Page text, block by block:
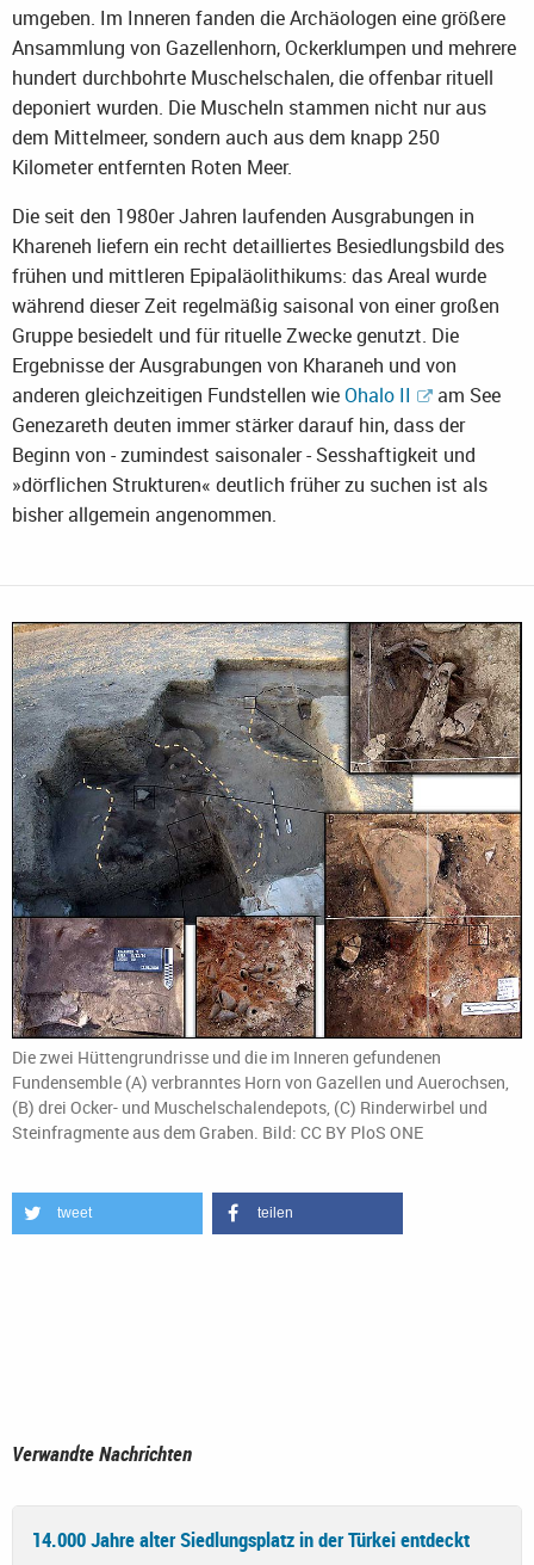
umgeben. Im Inneren fanden die Archäologen eine größere
Ansammlung von Gazellenhorn, Ockerklumpen und mehrere
hundert durchbohrte Muschelschalen, die offenbar rituell
deponiert wurden. Die Muscheln stammen nicht nur aus
dem Mittelmeer, sondern auch aus dem knapp 250
Kilometer entfernten Roten Meer.
Die seit den 1980er Jahren laufenden Ausgrabungen in
Khareneh liefern ein recht detailliertes Besiedlungsbild des
frühen und mittleren Epipaläolithikums: das Areal wurde
während dieser Zeit regelmäßig saisonal von einer großen
Gruppe besiedelt und für rituelle Zwecke genutzt. Die
Ergebnisse der Ausgrabungen von Kharaneh und von
anderen gleichzeitigen Fundstellen wieOhalo II
am See
Genezareth deuten immer stärker darauf hin, dass der
Beginn von - zumindest saisonaler - Sesshaftigkeit und
»dörflichen Strukturen« deutlich früher zu suchen ist als
bisher allgemein angenommen.
Die zwei Hüttengrundrisse und die im Inneren gefundenen
Fundensemble (A) verbranntes Horn von Gazellen und Auerochsen,
(B) drei Ocker- und Muschelschalendepots, (C) Rinderwirbel und
Steinfragmente aus dem Graben. Bild: CC BY PloS ONE
tweet teilen
Verwandte Nachrichten
14.000 Jahre alter Siedlungsplatz in der Türkei entdeckt